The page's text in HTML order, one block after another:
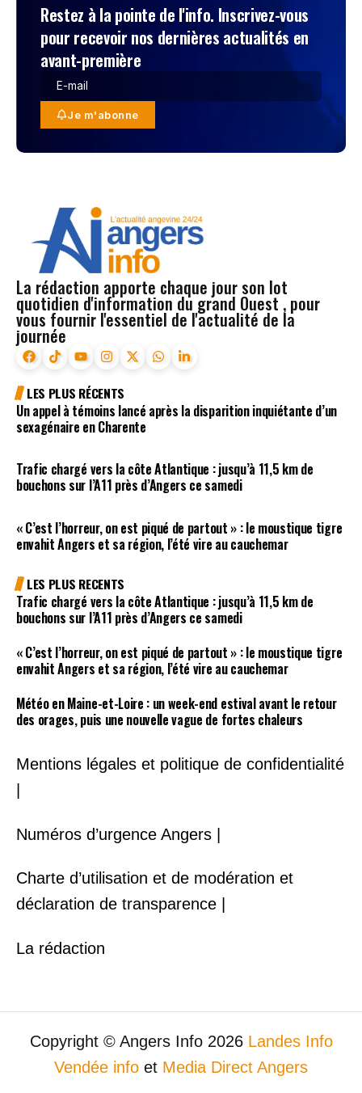
Restez à la pointe de l'info. Inscrivez-vous
pour recevoir nos dernières actualités en
avant-première
Je m'abonne
La rédaction apporte chaque jour son lot
quotidien d'information du grand Ouest , pour
vous fournir l'essentiel de l'actualité de la
journée
LES PLUS RÉCENTS
Un appel à témoins lancé après la disparition inquiétante d’un
sexagénaire en Charente
Trafic chargé vers la côte Atlantique : jusqu’à 11,5 km de
bouchons sur l’A11 près d’Angers ce samedi
« C’est l’horreur, on est piqué de partout » : le moustique tigre
envahit Angers et sa région, l’été vire au cauchemar
LES PLUS RECENTS
Trafic chargé vers la côte Atlantique : jusqu’à 11,5 km de
bouchons sur l’A11 près d’Angers ce samedi
« C’est l’horreur, on est piqué de partout » : le moustique tigre
envahit Angers et sa région, l’été vire au cauchemar
Météo en Maine-et-Loire : un week-end estival avant le retour
des orages, puis une nouvelle vague de fortes chaleurs
Mentions légales et politique de confidentialité
Numéros d’urgence Angers |
Charte d’utilisation et de modération et
déclaration de transparence |
La rédaction
Copyright © Angers Info 2026 Landes Info
Vendée info et Media Direct Angers